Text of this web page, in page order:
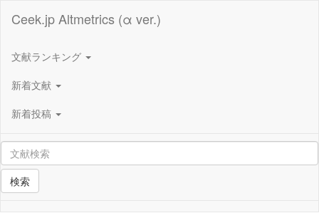
Ceek.jp Altmetrics (α ver.)
文献ランキング
新着文献
新着投稿
検索